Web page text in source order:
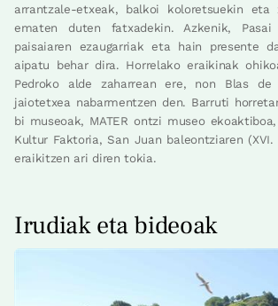
arrantzale-etxeak, balkoi koloretsuekin eta
ematen duten fatxadekin. Azkenik, Pasai
paisaiaren ezaugarriak eta hain presente
aipatu behar dira. Horrelako eraikinak
Pedroko alde zaharrean ere, non Blas de
jaiotetxea nabarmentzen den. Barruti
bi museoak, MATER ontzi museo
Kultur Faktoria, San Juan baleontziaren
eraikitzen ari diren tokia.
Irudiak eta bideoak